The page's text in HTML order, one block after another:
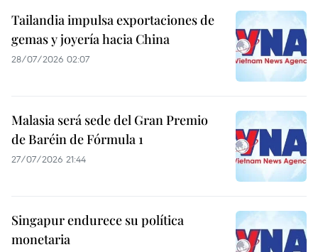
Tailandia impulsa exportaciones de
gemas y joyería hacia China
28/07/2026 02:07
Malasia será sede del Gran Premio
de Baréin de Fórmula 1
27/07/2026 21:44
Singapur endurece su política
monetaria